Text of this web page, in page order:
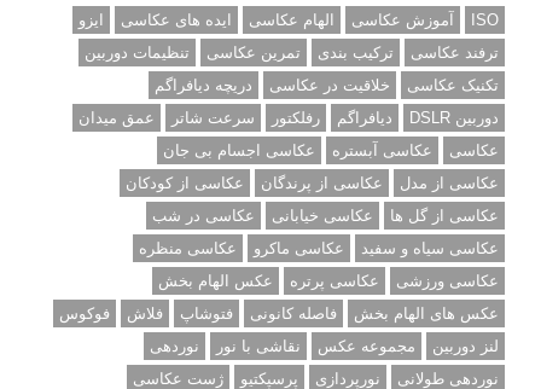
ISO آموزش عکاسی الهام عکاسی ایده های عکاسی
ایزو
ترفند عکاسی
ترکیب بندی تمرین عکاسی
تنظیمات دوربین
تکنیک عکاسی
خلاقیت در عکاسی
دریچه دیافراگم
دوربین DSLR
دیافراگم رفلکتور سرعت شاتر
عمق میدان
عکاسی
عکاسی آبستره
عکاسی اجسام بی جان
عکاسی از مدل
عکاسی از پرندگان
عکاسی از کودکان
عکاسی از گل ها
عکاسی خیابانی
عکاسی در شب
عکاسی سیاه و سفید
عکاسی ماکرو
عکاسی منظره
عکاسی ورزشی
عکاسی پرتره
عکس الهام بخش
عکس های الهام بخش
فاصله کانونی فتوشاپ فلاش
فوکوس
لنز دوربین
مجموعه عکس نقاشی با نور
نوردهی
نوردهی طولانی
نورپردازی پرسپکتیو ژست عکاسی